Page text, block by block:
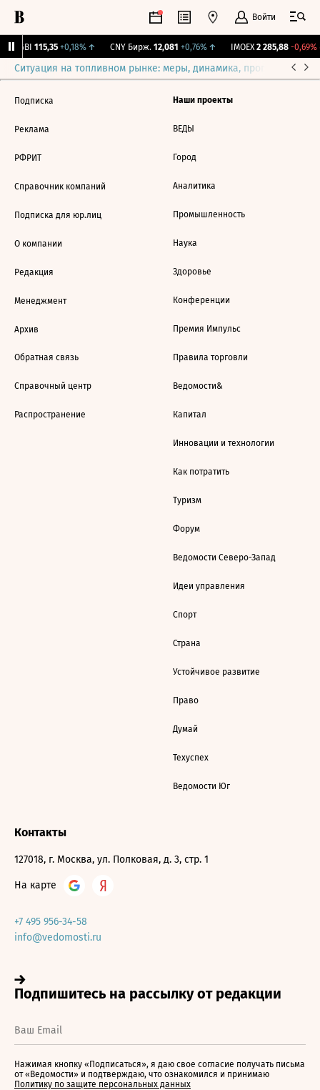
Войти
RGBI 115,35 +0,18%↑ CNY Бирж. 12,081 +0,76%↑ IMOEX 2 285,88 -0,69%
Ситуация на топливном рынке: меры, динамика, прогнозы
Подписка
Реклама
РФРИТ
Справочник компаний
Подписка для юр.лиц
О компании
Редакция
Менеджмент
Архив
Обратная связь
Справочный центр
Распространение
Наши проекты
ВЕДЫ
Город
Аналитика
Промышленность
Наука
Здоровье
Конференции
Премия Импульс
Правила торговли
Ведомости&
Капитал
Инновации и технологии
Как потратить
Туризм
Форум
Ведомости Северо-Запад
Идеи управления
Спорт
Страна
Устойчивое развитие
Право
Думай
Техуспех
Ведомости Юг
Контакты
127018, г. Москва, ул. Полковая, д. 3, стр. 1
На карте
+7 495 956-34-58
info@vedomosti.ru
Нажимая кнопку «Подписаться», я даю свое согласие получать письма
от «Ведомости» и подтверждаю, что ознакомился и принимаю
Политику по защите персональных данных